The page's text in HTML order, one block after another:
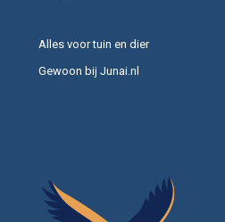
Alles voor tuin en dier
Gewoon bij Junai.nl